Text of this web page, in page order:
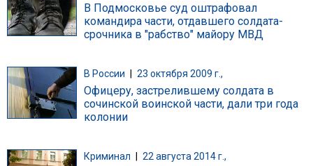
В Подмосковье суд оштрафовал
командира части, отдавшего солдата-
срочника в "рабство" майору МВД
В России 23 октября 2009 г.,
Офицеру, застрелившему солдата в
сочинской воинской части, дали три года
колонии
Криминал 22 августа 2014 г.,